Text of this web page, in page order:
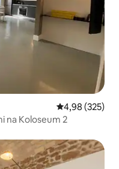
Priemerné
4,98 (325)
na Koloseum 2